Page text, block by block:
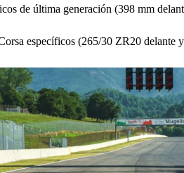
de última generación (398 mm
específicos (265/30 ZR20 delante